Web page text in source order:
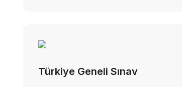
Türkiye Geneli Sınav